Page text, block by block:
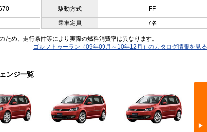
駆動方式 FF
乗車定員 7名
め、走行条件等により実際の燃料消費率は異なります。
ゴルフトゥーラン（09年09月～10年12月）のカタログ情報を見る
ンジ一覧
▶